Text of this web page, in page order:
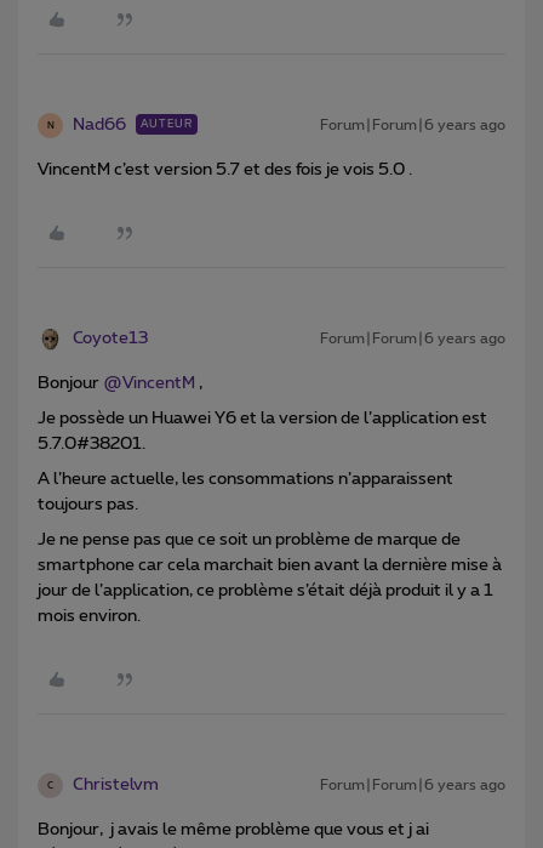
N Nad66 AUTEUR Forum|Forum|6 years ago
VincentM c’est version 5.7 et des fois je vois 5.0 .
Coyote13 Forum|Forum|6 years ago
Bonjour @VincentM ,
Je possède un Huawei Y6 et la version de l’application est
5.7.0#38201.
A l’heure actuelle, les consommations n’apparaissent
toujours pas.
Je ne pense pas que ce soit un problème de marque de
smartphone car cela marchait bien avant la dernière mise à
jour de l’application, ce problème s’était déjà produit il y a 1
mois environ.
C Christelvm Forum|Forum|6 years ago
Bonjour, j avais le même problème que vous et j ai